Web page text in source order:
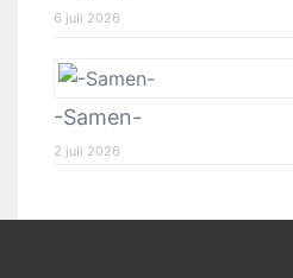
6 juli 2026
-Samen-
2 juli 2026